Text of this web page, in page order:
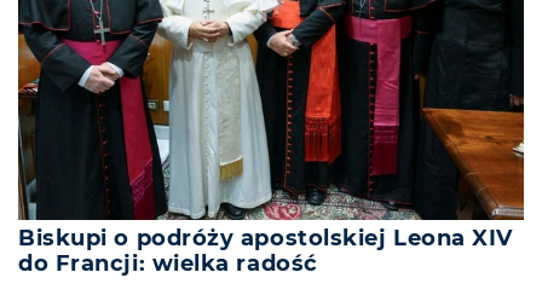
Biskupi o podróży apostolskiej Leona XIV
do Francji: wielka radość